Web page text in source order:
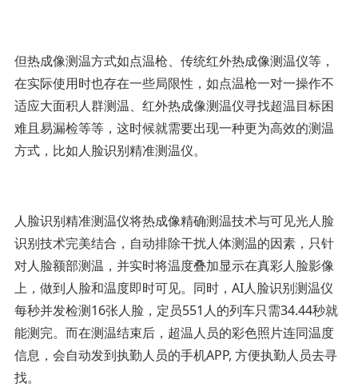
但热成像测温方式如点温枪、传统红外热成像测温仪等，
在实际使用时也存在一些局限性，如点温枪一对一操作不
适应大面积人群测温、红外热成像测温仪寻找超温目标困
难且易漏检等等，这时候就需要出现一种更为高效的测温
方式，比如人脸识别精准测温仪。
人脸识别精准测温仪将热成像精确测温技术与可见光人脸
识别技术完美结合，自动排除干扰人体测温的因素，只针
对人脸额部测温，并实时将温度叠加显示在真彩人脸影像
上，做到人脸和温度即时可见。同时，AI人脸识别测温仪
每秒并发检测16张人脸，定员551人的列车只需34.44秒就
能测完。而在测温结束后，超温人员的彩色照片连同温度
信息，会自动发到执勤人员的手机APP, 方便执勤人员去寻
找。